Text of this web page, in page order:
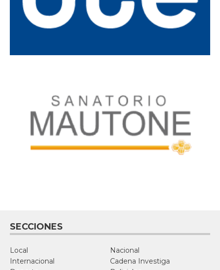
SECCIONES
Local
Nacional
Internacional
Cadena Investiga